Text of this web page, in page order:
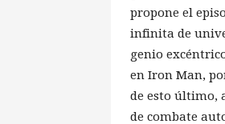
propone el
infinita de
genio
en Iron Man,
de esto último,
de combate